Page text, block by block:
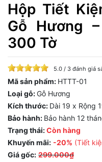
Hộp Tiết
Gỗ Hương
300 Tờ
5.0 / 3 đánh giá
Mã sản phẩm: HTTT-01
Loại gỗ:Gỗ Hương
Kích thước: Dài 19 x Rộng
Bảo hành: Bảo hành 12
Trạng thái:Còn hàng
Khuyến mãi: -20% (Tiết
Giá gốc: 299.000₫